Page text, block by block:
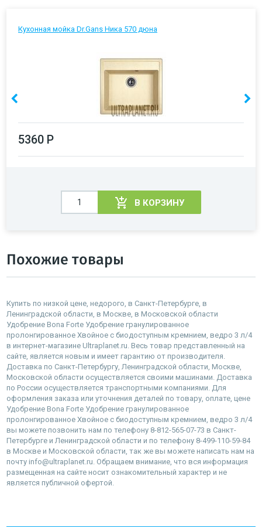
Кухонная мойка Dr.Gans Ника 570 дюна
5360 Р
В КОРЗИНУ
Похожие товары
Купить по низкой цене, недорого, в Санкт-Петербурге, в
Ленинградской области, в Москве, в Московской области
Удобрение Bona Forte Удобрение гранулированное
пролонгированное Хвойное с биодоступным кремнием, ведро 3 л/4
в интернет-магазине Ultraplanet.ru. Весь товар представленный на
сайте, является новым и имеет гарантию от производителя.
Доставка по Санкт-Петербургу, Ленинградской области, Москве,
Московской области осуществляется своими машинами. Доставка
по России осуществляется транспортными компаниями. Для
оформления заказа или уточнения деталей по товару, оплате, цене
Удобрение Bona Forte Удобрение гранулированное
пролонгированное Хвойное с биодоступным кремнием, ведро 3 л/4
вы можете позвонить нам по телефону 8-812-565-07-73 в Санкт-
Петербурге и Ленинградской области и по телефону 8-499-110-59-84
в Москве и Московской области, так же вы можете написать нам на
почту info@ultraplanet.ru. Обращаем внимание, что вся информация
размещенная на сайте носит ознакомительный характер и не
является публичной офертой.